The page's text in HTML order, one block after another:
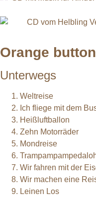
Orange button
Unterwegs
Weltreise
Ich fliege mit dem
Heißluftballon
Zehn Motorräder
Mondreise
Wir fahren mit der
Wir machen eine
Leinen Los